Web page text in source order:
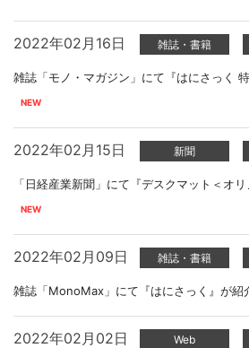
2022年02月16日 雑誌・書籍
雑誌「モノ・マガジン」にて『はにさっく
2022年02月15日 新聞
「日経産業新聞」にて『デスクマット＜オ
2022年02月09日 雑誌・書籍
雑誌「MonoMax」にて『はにさっく』が紹
2022年02月02日 Web